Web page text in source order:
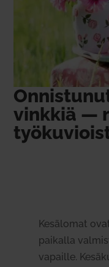
vinkkiä —
Kesä­lomat
pai­kalla
vapaille.